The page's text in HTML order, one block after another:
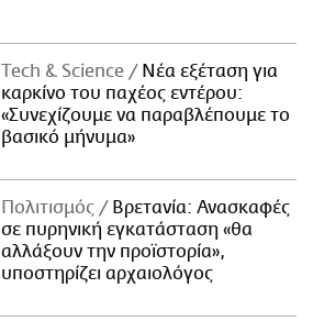
Τech & Science
Νέα εξέταση για
καρκίνο του παχέος εντέρου:
«Συνεχίζουμε να παραβλέπουμε το
βασικό μήνυμα»
Πολιτισμός
Βρετανία: Ανασκαφές
σε πυρηνική εγκατάσταση «θα
αλλάξουν την προϊστορία»,
υποστηρίζει αρχαιολόγος